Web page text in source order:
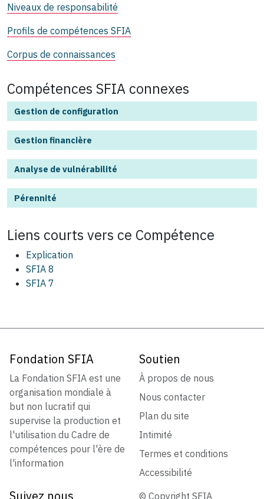
Niveaux de responsabilité
Profils de compétences SFIA
Corpus de connaissances
Compétences SFIA connexes
Gestion de configuration
Gestion financière
Analyse de vulnérabilité
Pérennité
Liens courts vers ce Compétence
Explication
SFIA 8
SFIA 7
Fondation SFIA
La Fondation SFIA est une
organisation mondiale à
but non lucratif qui
supervise la production et
l'utilisation du Cadre de
compétences pour l'ère de
l'information
Soutien
À propos de nous
Nous contacter
Plan du site
Intimité
Termes et conditions
Accessibilité
Suivez nous © Copyright SFIA